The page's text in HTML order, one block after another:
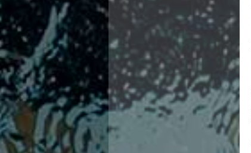
Propaganda
Norme e documenti
Risultati
Eventi
Centri Federali
C. F. Complesso natatorio Foro Italico
C. F. Polo Acquatico Frecciarossa Ostia
C. F. Unipol BluStadium Pietralata
C. F. Polo Acquatico Enel - Valco San Paolo
C. F. Acerra "Carlo Pedersoli"
C. F. Crotone